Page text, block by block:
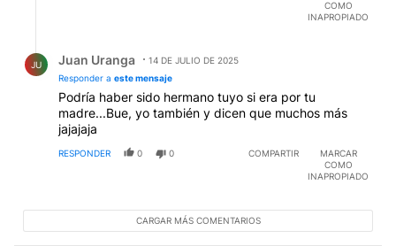
COMO
INAPROPIADO
JU Juan Uranga
14 DE JULIO DE 2025
Responder a este mensaje
Podría haber sido hermano tuyo si era por tu
madre...Bue, yo también y dicen que muchos más
jajajaja
RESPONDER 0 0 COMPARTIR
MARCAR
COMO
INAPROPIADO
CARGAR MÁS COMENTARIOS